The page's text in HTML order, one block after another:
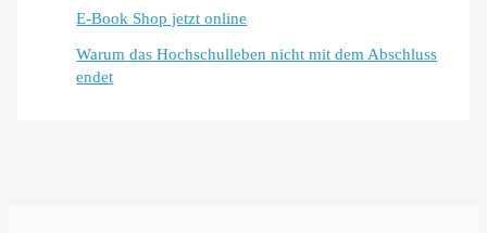
E-Book Shop jetzt online
Warum das Hochschulleben nicht mit dem Abschluss
endet